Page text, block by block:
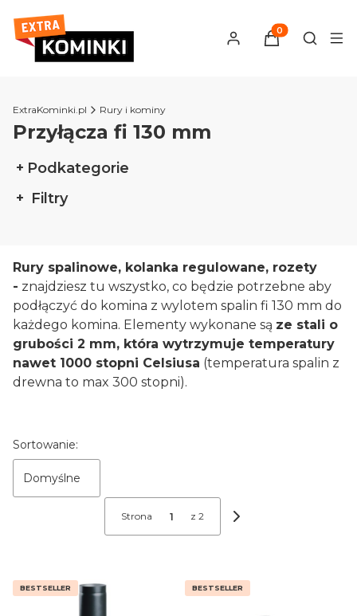
Produkty w
Otwórz
ExtraKominki.pl Rury i kominy
Przyłącza fi 130 mm
Podkategorie
Filtry
Rury spalinowe, kolanka regulowane, rozety
- znajdziesz tu wszystko, co będzie potrzebne aby
podłączyć do komina z wylotem spalin fi 130 mm do
każdego komina. Elementy wykonane są ze stali o
grubości 2 mm, która wytrzymuje temperatury
nawet 1000 stopni Celsiusa (temperatura spalin z
drewna to max 300 stopni).
Lista produktów
Sortowanie:
Domyślne
Strona z 2
Następne produkty
BESTSELLER BESTSELLER